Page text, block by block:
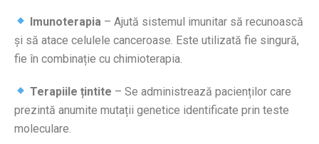
Imunoterapia – Ajută sistemul imunitar să recunoască
și să atace celulele canceroase. Este utilizată fie singură,
fie în combinație cu chimioterapia.
Terapiile țintite – Se administrează pacienților care
prezintă anumite mutații genetice identificate prin teste
moleculare.